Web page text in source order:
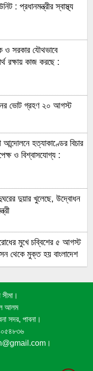
: প্রধানমন্ত্রীর স্বাস্থ্য
ও সরকার যৌথভাবে
রক্ষায় কাজ করছে :
ভোট গ্রহণ ২০ আগস্ট
আন্দোলনে হত্যাকাণ্ডের বিচার
ও বিশ্বাসযোগ্য :
দুয়ার খুলেছে, উদ্বোধন
মুখে চব্বিশের ৫ আগস্ট
থেকে মুক্ত হয় বাংলাদেশ
সুপ্রিম কোর্টের
ভূমিকা
আলম
সদর, পাবনা।